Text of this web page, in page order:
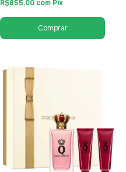
R$855,00 com Pix